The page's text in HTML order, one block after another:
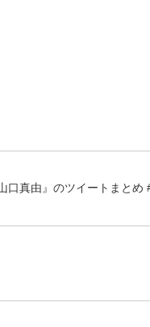
山口真由』のツイートまとめ